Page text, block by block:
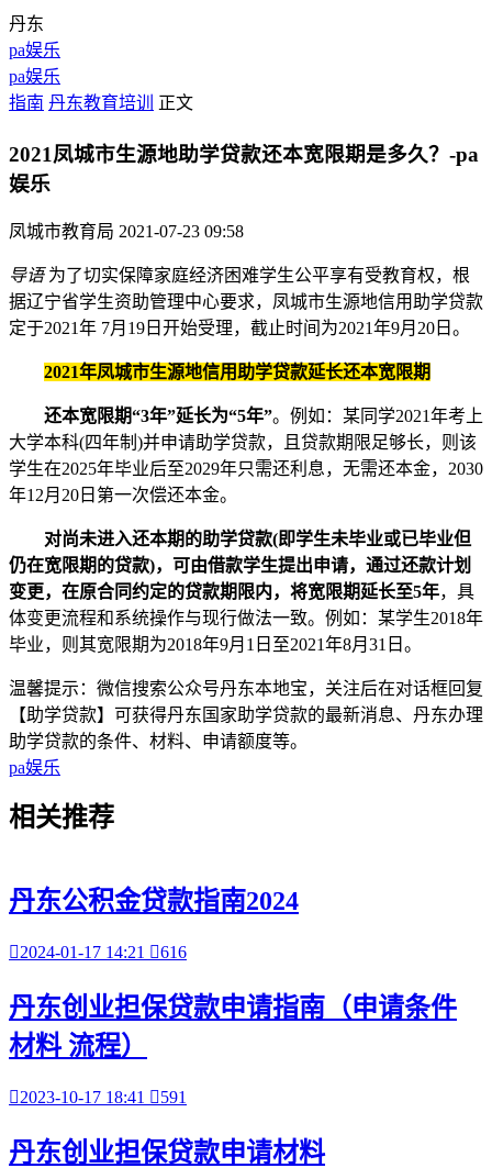
丹东
pa娱乐
pa娱乐
指南 丹东教育培训 正文
2021凤城市生源地助学贷款还本宽限期是多久？-pa
娱乐
凤城市教育局 2021-07-23 09:58
导语为了切实保障家庭经济困难学生公平享有受教育权，根
据辽宁省学生资助管理中心要求，凤城市生源地信用助学贷款
定于2021年 7月19日开始受理，截止时间为2021年9月20日。
2021年凤城市生源地信用助学贷款延长还本宽限期
还本宽限期“3年”延长为“5年”。例如：某同学2021年考上
大学本科(四年制)并申请助学贷款，且贷款期限足够长，则该
学生在2025年毕业后至2029年只需还利息，无需还本金，2030
年12月20日第一次偿还本金。
对尚未进入还本期的助学贷款(即学生未毕业或已毕业但
仍在宽限期的贷款)，可由借款学生提出申请，通过还款计划
变更，在原合同约定的贷款期限内，将宽限期延长至5年，具
体变更流程和系统操作与现行做法一致。例如：某学生2018年
毕业，则其宽限期为2018年9月1日至2021年8月31日。
温馨提示：微信搜索公众号丹东本地宝，关注后在对话框回复
【助学贷款】可获得丹东国家助学贷款的最新消息、丹东办理
助学贷款的条件、材料、申请额度等。
pa娱乐
相关推荐
丹东公积金贷款指南2024
2024-01-17 14:21 616
丹东创业担保贷款申请指南（申请条件
材料 流程）
2023-10-17 18:41 591
丹东创业担保贷款申请材料